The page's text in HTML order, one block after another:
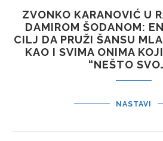
ZVONKO KARANOVIĆ U
DAMIROM ŠODANOM:
CILJ DA PRUŽI ŠANSU
KAO I SVIMA ONIMA
“NEŠTO
NASTAVI